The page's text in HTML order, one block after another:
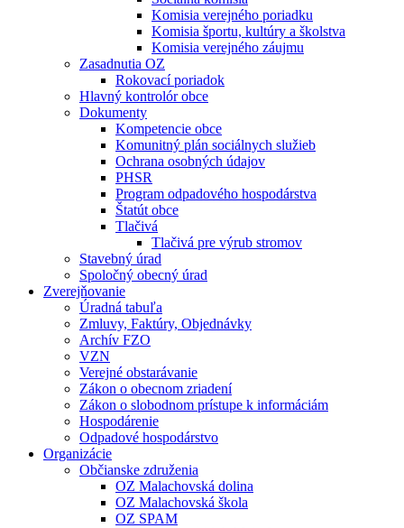
Komisia verejného poriadku
Komisia športu, kultúry a školstva
Komisia verejného záujmu
Zasadnutia OZ
Rokovací poriadok
Hlavný kontrolór obce
Dokumenty
Kompetencie obce
Komunitný plán sociálnych služieb
Ochrana osobných údajov
PHSR
Program odpadového hospodárstva
Štatút obce
Tlačivá
Tlačivá pre výrub stromov
Stavebný úrad
Spoločný obecný úrad
Zverejňovanie
Úradná tabuľa
Zmluvy, Faktúry, Objednávky
Archív FZO
VZN
Verejné obstarávanie
Zákon o obecnom zriadení
Zákon o slobodnom prístupe k informáciám
Hospodárenie
Odpadové hospodárstvo
Organizácie
Občianske združenia
OZ Malachovská dolina
OZ Malachovská škola
OZ SPAM